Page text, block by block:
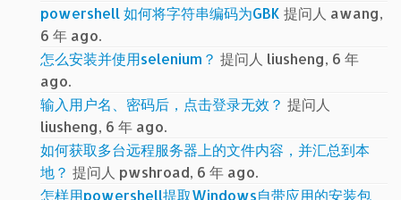
powershell 如何将字符串编码为GBK 提问人 awang,
6 年 ago.
怎么安装并使用selenium？ 提问人 liusheng, 6 年
ago.
输入用户名、密码后，点击登录无效？ 提问人
liusheng, 6 年 ago.
如何获取多台远程服务器上的文件内容，并汇总到本
地？ 提问人 pwshroad, 6 年 ago.
怎样用powershell提取Windows自带应用的安装包